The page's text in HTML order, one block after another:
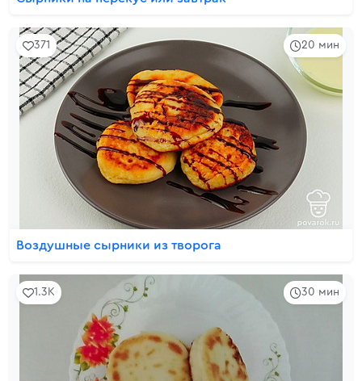
20 мин
371
Воздушные сырники из творога
30 мин
1.3K